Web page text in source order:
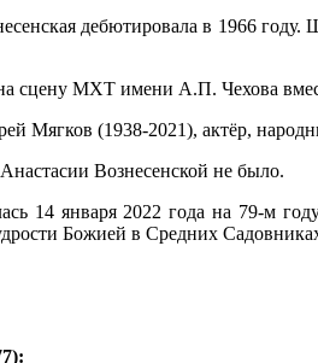
дебютировала в 1966
сцену МХТ имени А.П. Чехова
Мягков (1938-2021), актёр,
Вознесенской не было.
14 января 2022 года на 79-
Божией в Средних